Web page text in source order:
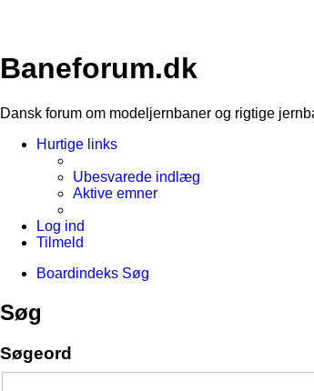
Baneforum.dk
Dansk forum om modeljernbaner og rigtige
Hurtige links
Ubesvarede indlæg
Aktive emner
Log ind
Tilmeld
Boardindeks Søg
Søg
Søgeord